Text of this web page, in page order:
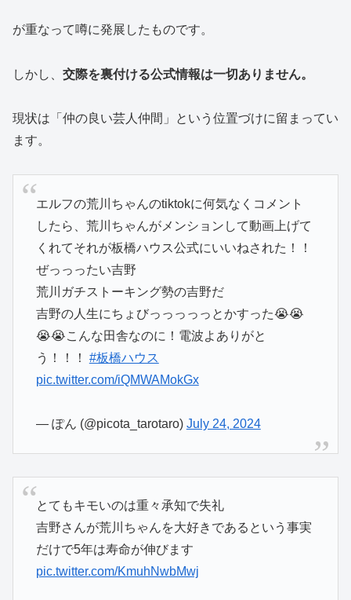
が重なって噂に発展したものです。
しかし、 交際を裏付ける公式情報は一切ありません。
現状は「仲の良い芸人仲間」という位置づけに留まってい
ます。
エルフの荒川ちゃんのtiktokに何気なくコメント
したら、荒川ちゃんがメンションして動画上げて
くれてそれが板橋ハウス公式にいいねされた！！
ぜっっったい吉野
荒川ガチストーキング勢の吉野だ
吉野の人生にちょびっっっっっとかすった😭😭
😭😭こんな田舎なのに！電波よありがと
う！！！ #板橋ハウス
pic.twitter.com/iQMWAMokGx
— ぽん (@picota_tarotaro) July 24, 2024
とてもキモいのは重々承知で失礼
吉野さんが荒川ちゃんを大好きであるという事実
だけで5年は寿命が伸びます
pic.twitter.com/KmuhNwbMwj